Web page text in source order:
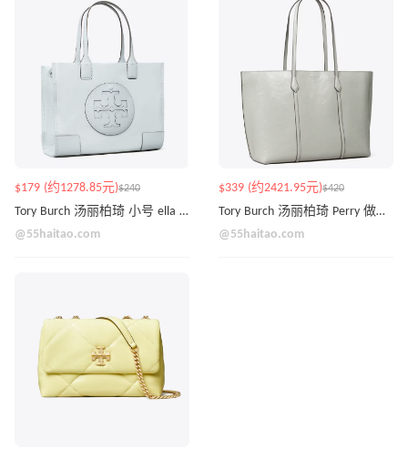
$179 (约1278.85元)$240
Tory Burch 汤丽柏琦 小号 ella 托特包
@55haitao.com
$339 (约2421.95元)$420
Tory Burch 汤丽柏琦 Perry 做旧款 托特包
@55haitao.com